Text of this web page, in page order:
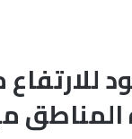
المناطق